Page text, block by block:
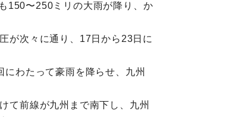
150〜250ミリの大雨が降り、か
が次々に通り、17日から23日に
わたって豪雨を降らせ、九州
て前線が九州まで南下し、九州